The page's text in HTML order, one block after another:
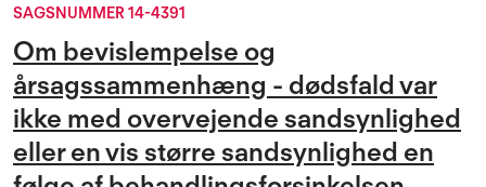
SAGSNUMMER 14-4391
Om bevislempelse og
årsagssammenhæng - dødsfald var
ikke med overvejende sandsynlighed
eller en vis større sandsynlighed en